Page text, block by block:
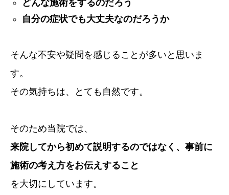
どんな施術をするのだろう
自分の症状でも大丈夫なのだろうか
そんな不安や疑問を感じることが多いと思いま
す。
その気持ちは、とても自然です。
そのため当院では、
来院してから初めて説明するのではなく、事前に
施術の考え方をお伝えすること
を大切にしています。